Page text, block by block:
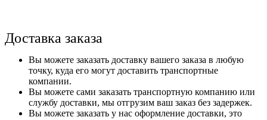
Доставка заказа
Вы можете заказать доставку вашего заказа в любую
точку, куда его могут доставить транспортные
компании.
Вы можете сами заказать транспортную компанию или
службу доставки, мы отгрузим ваш заказ без задержек.
Вы можете заказать у нас оформление доставки, это